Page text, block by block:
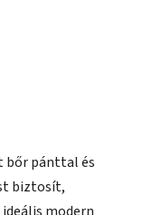
bőr pánttal és
biztosít,